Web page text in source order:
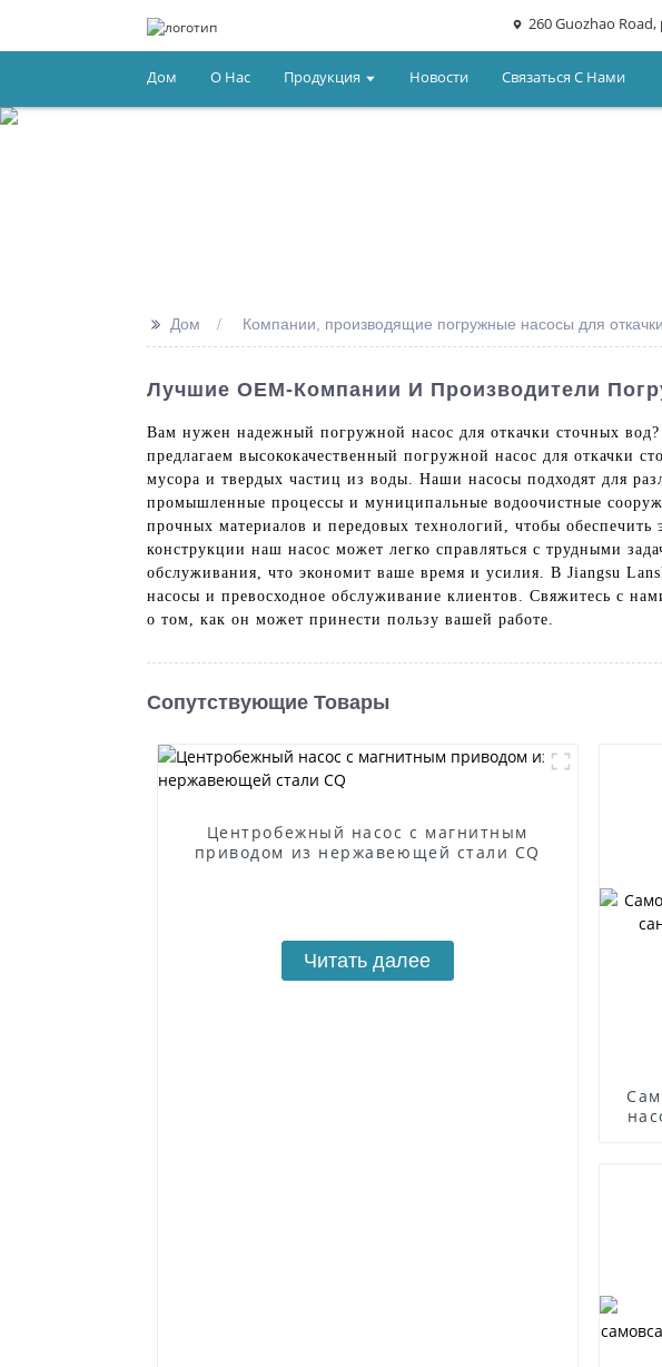
260 Guozhao
Дом О Нас Продукция Новости Связаться С Нами
>> Дом Компании, производящие погружные насосы для
Лучшие OEM-Компании И Производители
Вам нужен надежный погружной насос для откачки сточных
предлагаем высококачественный погружной насос для откачки
мусора и твердых частиц из воды. Наши насосы подходят для
промышленные процессы и муниципальные водоочистные
прочных материалов и передовых технологий, чтобы
конструкции наш насос может легко справляться с трудными
обслуживания, что экономит ваше время и усилия. В Jiangsu
насосы и превосходное обслуживание клиентов. Свяжитесь с
о том, как он может принести пользу вашей работе.
Сопутствующие Товары
Центробежный насос с магнитным
приводом из нержавеющей стали CQ
Читать далее